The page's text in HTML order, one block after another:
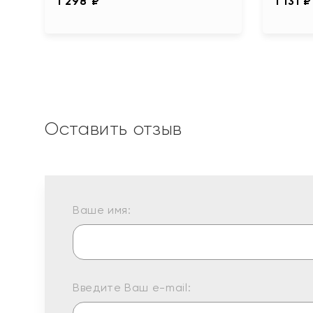
Оставить отзыв
Ваше имя:
Введите Ваш e-mail: